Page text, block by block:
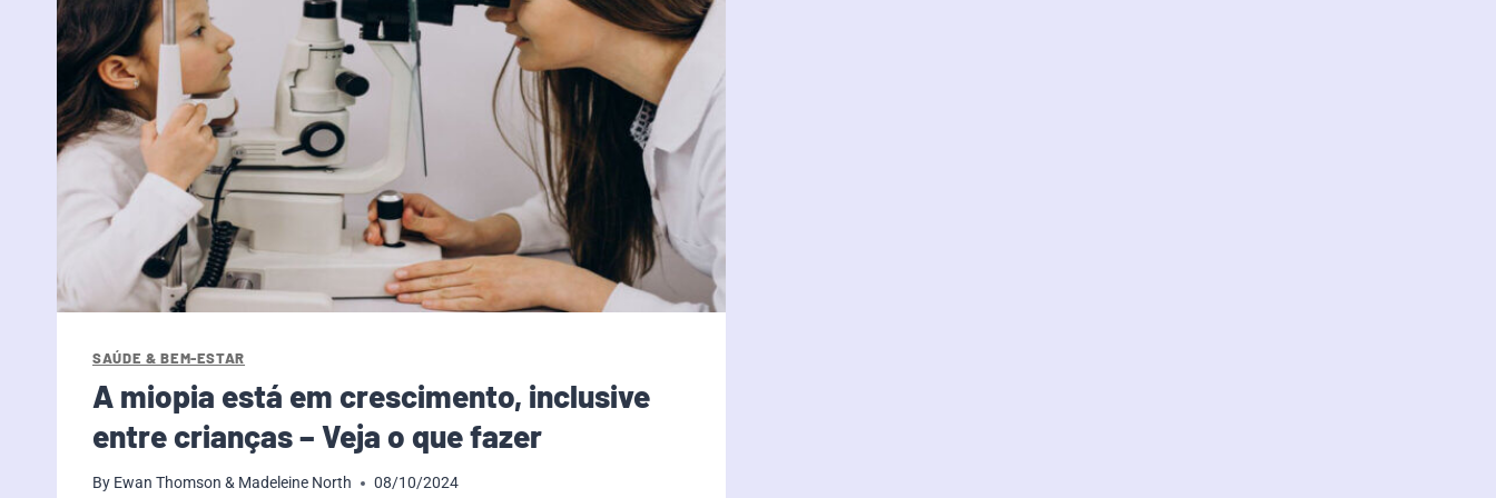
SAÚDE & BEM-ESTAR
A miopia está em crescimento, inclusive
entre crianças – Veja o que fazer
By Ewan Thomson & Madeleine North 08/10/2024